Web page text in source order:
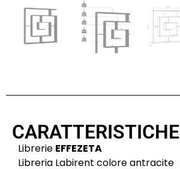
CARATTERISTICHE
Librerie EFFEZETA
Libreria Labirent colore antracite